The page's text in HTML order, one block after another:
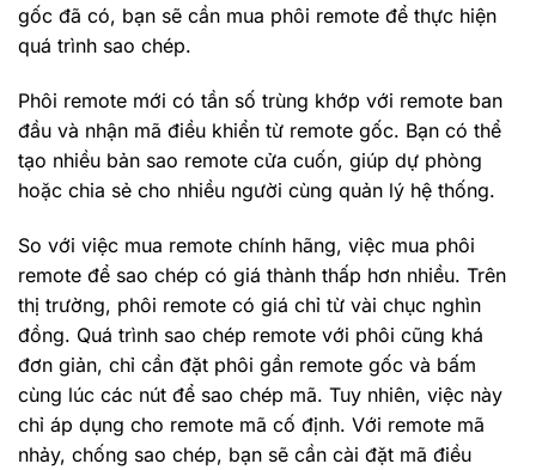
gốc đã có, bạn sẽ cần mua phôi remote để thực hiện
quá trình sao chép.
Phôi remote mới có tần số trùng khớp với remote ban
đầu và nhận mã điều khiển từ remote gốc. Bạn có thể
tạo nhiều bản sao remote cửa cuốn, giúp dự phòng
hoặc chia sẻ cho nhiều người cùng quản lý hệ thống.
So với việc mua remote chính hãng, việc mua phôi
remote để sao chép có giá thành thấp hơn nhiều. Trên
thị trường, phôi remote có giá chỉ từ vài chục nghìn
đồng. Quá trình sao chép remote với phôi cũng khá
đơn giản, chỉ cần đặt phôi gần remote gốc và bấm
cùng lúc các nút để sao chép mã. Tuy nhiên, việc này
chỉ áp dụng cho remote mã cố định. Với remote mã
nhảy, chống sao chép, bạn sẽ cần cài đặt mã điều